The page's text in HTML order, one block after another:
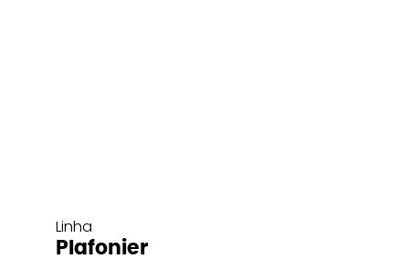
Linha
Plafonier